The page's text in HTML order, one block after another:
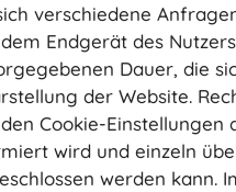
verschiedene
Endgerät des
Dauer, die
der Website.
Cookie-
wird und einzeln
werden kann.